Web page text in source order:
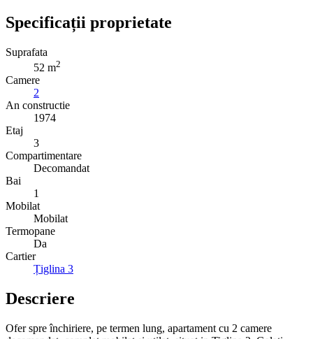
Specificații proprietate
Suprafata
52 m2
Camere
2
An constructie
1974
Etaj
3
Compartimentare
Decomandat
Bai
1
Mobilat
Mobilat
Termopane
Da
Cartier
Țiglina 3
Descriere
Ofer spre închiriere, pe termen lung, apartament cu 2 camere